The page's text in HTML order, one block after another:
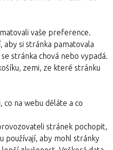
vaše preference.
aby si stránka pamatovala
stránka chová nebo vypadá.
zemi, ze které stránku
co na webu děláte a co
stránek pochopit,
používají, aby mohl stránky